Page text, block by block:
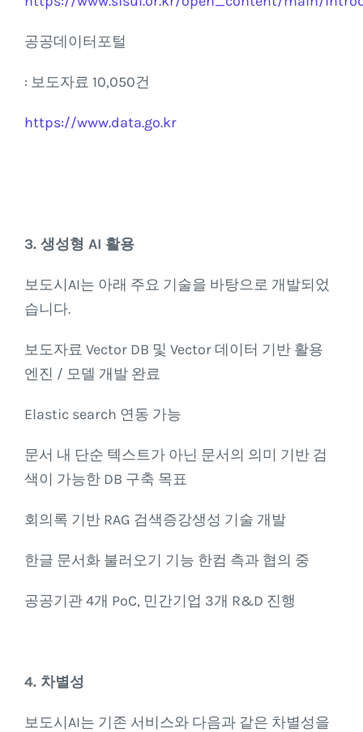
공공데이터포털
: 보도자료 10,050건
https://www.data.go.kr
3. 생성형 AI 활용
보도시AI는 아래 주요 기술을 바탕으로 개발되었
습니다.
보도자료 Vector DB 및 Vector 데이터 기반 활용
엔진 / 모델 개발 완료
Elastic search 연동 가능
문서 내 단순 텍스트가 아닌 문서의 의미 기반 검
색이 가능한 DB 구축 목표
회의록 기반 RAG 검색증강생성 기술 개발
한글 문서화 불러오기 기능 한컴 측과 협의 중
공공기관 4개 PoC, 민간기업 3개 R&D 진행
4. 차별성
보도시AI는 기존 서비스와 다음과 같은 차별성을